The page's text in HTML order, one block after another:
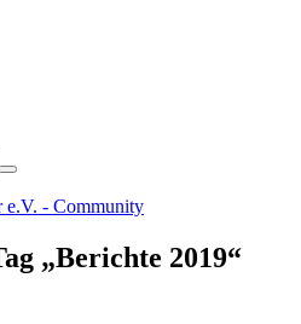
e.V. - Community
„Berichte 2019“